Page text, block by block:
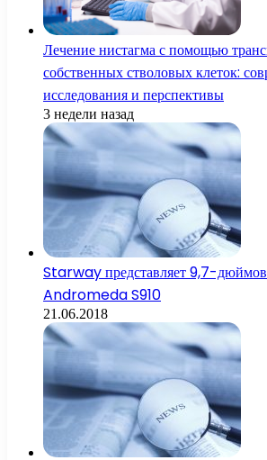
Лечение нистагма с помощью
собственных стволовых клеток:
исследования и перспективы
3 недели назад
Starway представляет 9,7-
Andromeda S910
21.06.2018